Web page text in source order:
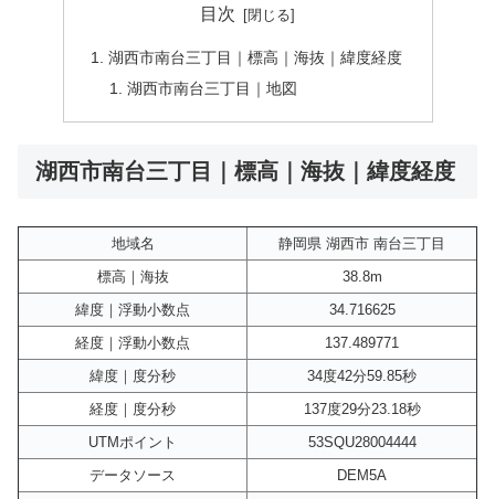
目次
湖西市南台三丁目｜標高｜海抜｜緯度経度
湖西市南台三丁目｜地図
湖西市南台三丁目｜標高｜海抜｜緯度経度
地域名
静岡県 湖西市 南台三丁目
標高｜海抜
38.8m
緯度｜浮動小数点
34.716625
経度｜浮動小数点
137.489771
緯度｜度分秒
34度42分59.85秒
経度｜度分秒
137度29分23.18秒
UTMポイント
53SQU28004444
データソース
DEM5A